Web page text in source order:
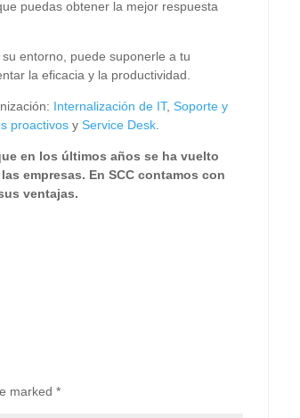
puedas obtener la mejor respuesta
entorno, puede suponerle a tu
la eficacia y la productividad.
Internalización de IT, Soporte y
proactivos y Service Desk
en los últimos años se ha vuelto
empresas. En SCC contamos con
ventajas.
marked *